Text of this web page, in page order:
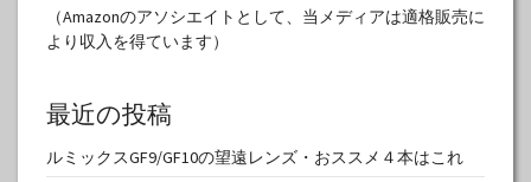
（Amazonのアソシエイトとして、当メディアは適格販売に
より収入を得ています）
最近の投稿
ルミックスGF9/GF10の望遠レンズ・おススメ４本はこれ